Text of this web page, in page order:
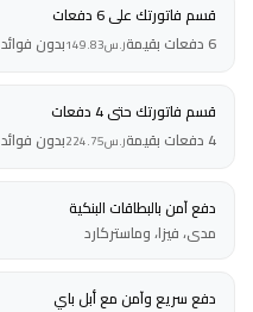
قسم فاتورتك على 6 دفعات
6 دفعات بقيمة
ر.س149.83بدون فوائد
قسم فاتورتك حتى 4 دفعات
4 دفعات بقيمة
ر.س224.75بدون فوائد
دفع آمن بالبطاقات البنكية
مدى، فيزا، وماستركارد
دفع سريع وآمن مع أبل باي